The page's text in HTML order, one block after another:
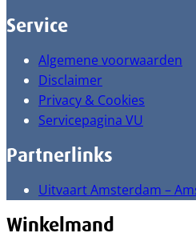
Service
Algemene voorwaarden
Disclaimer
Privacy & Cookies
Servicepagina VU
Partnerlinks
Uitvaart Amsterdam –
Winkelmand